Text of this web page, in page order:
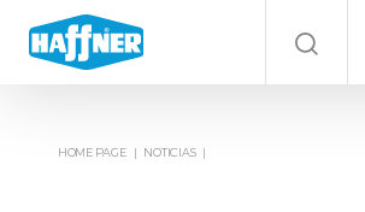
HOME PAGE NOTICIAS